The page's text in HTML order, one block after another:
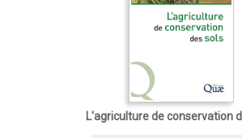
L'agriculture de conservation